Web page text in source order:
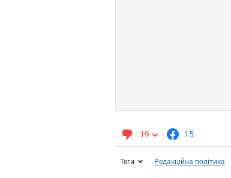
19 15
Теги Редакційна політика